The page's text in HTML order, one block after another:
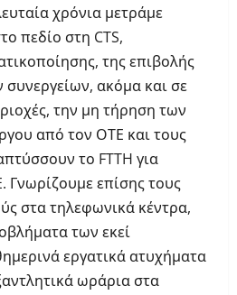
χρόνια μετράμε
πεδίο στη CTS,
της επιβολής
ακόμα και σε
την μη τήρηση των
από τον ΟΤΕ και τους
το FTTH για
Γνωρίζουμε επίσης τους
στα τηλεφωνικά κέντρα,
των εκεί
εργατικά ατυχήματα
ωράρια στα